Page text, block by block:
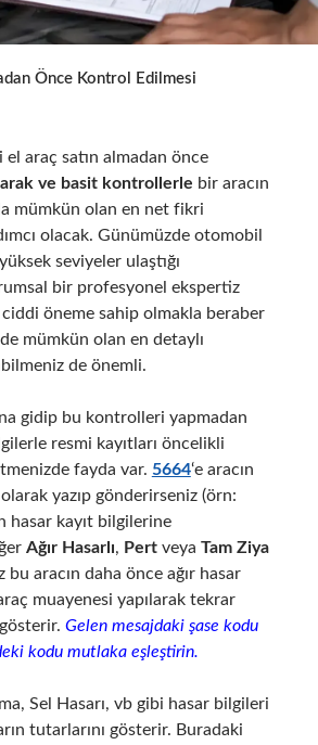
Önce Kontrol Edilmesi
el araç satın almadan önce
ve basit kontrollerle bir aracın
mümkün olan en net fikri
olacak. Günümüzde otomobil
seviyeler ulaştığı
bir profesyonel ekspertiz
ciddi öneme sahip olmakla beraber
mümkün olan en detaylı
de önemli.
gidip bu kontrolleri yapmadan
resmi kayıtları öncelikli
fayda var. 5664‘e aracın
yazıp gönderirseniz (örn:
hasar kayıt bilgilerine
Ağır Hasarlı, Pertveya Tam Ziya
bu aracın daha önce ağır hasar
muayenesi yapılarak tekrar
Gelen mesajdaki şase kodu
kodu mutlaka eşleştirin.
Sel Hasarı, vb gibi hasar bilgileri
tutarlarını gösterir. Buradaki